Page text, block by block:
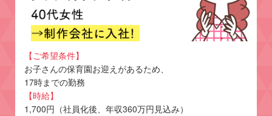
【ご希望条件】
お子さんの保育園お迎えがあるため、
17時までの勤務
【時給】
1,700円（社員化後、年収360万円見込み）